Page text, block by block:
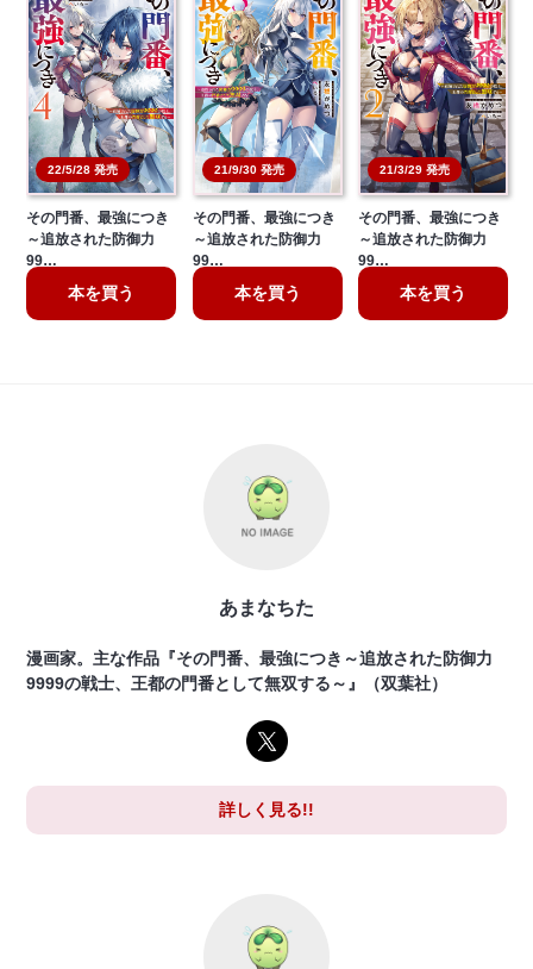
22/5/28 発売
その門番、最強につき
～追放された防御力
99…
本を買う
21/9/30 発売
その門番、最強につき
～追放された防御力
99…
本を買う
21/3/29 発売
その門番、最強につき
～追放された防御力
99…
本を買う
あまなちた
漫画家。主な作品『その門番、最強につき～追放された防御力
9999の戦士、王都の門番として無双する～』（双葉社）
詳しく見る!!